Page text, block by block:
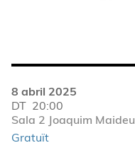
8 abril 2025
DT 20:00
Sala 2 Joaquim Maideu
Gratuït